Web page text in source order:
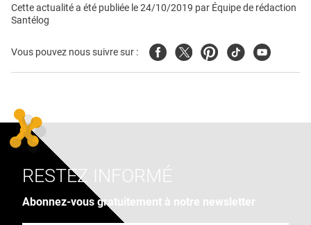
Cette actualité a été publiée le24/10/2019 par Équipe de rédaction
Santélog
Vous pouvez nous suivre sur : FacebookTwitterPinterest
TiktokYoutube
RESTEZ INFORMÉ
Abonnez-vous gratuitement à notre newsletter